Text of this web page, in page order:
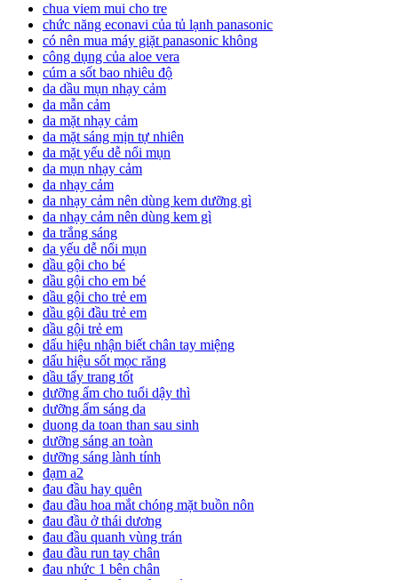
chua viem mui cho tre
chức năng econavi của tủ lạnh panasonic
có nên mua máy giặt panasonic không
công dụng của aloe vera
cúm a sốt bao nhiêu độ
da dầu mụn nhạy cảm
da mẫn cảm
da mặt nhạy cảm
da mặt sáng mịn tự nhiên
da mặt yếu dễ nổi mụn
da mụn nhạy cảm
da nhạy cảm
da nhạy cảm nên dùng kem dưỡng gì
da nhạy cảm nên dùng kem gì
da trắng sáng
da yếu dễ nổi mụn
dầu gội cho bé
dầu gội cho em bé
dầu gội cho trẻ em
dầu gội đầu trẻ em
dầu gội trẻ em
dấu hiệu nhận biết chân tay miệng
dấu hiệu sốt mọc răng
dầu tẩy trang tốt
dưỡng ẩm cho tuổi dậy thì
dưỡng ẩm sáng da
duong da toan than sau sinh
dưỡng sáng an toàn
dưỡng sáng lành tính
đạm a2
đau đầu hay quên
đau đầu hoa mắt chóng mặt buồn nôn
đau đầu ở thái dương
đau đầu quanh vùng trán
đau đầu run tay chân
đau nhức 1 bên chân